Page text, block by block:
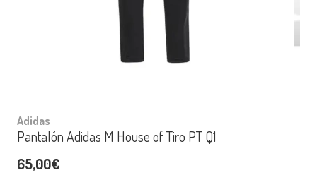
Adidas
Pantalón Adidas M House of Tiro PT Q1
65,00€